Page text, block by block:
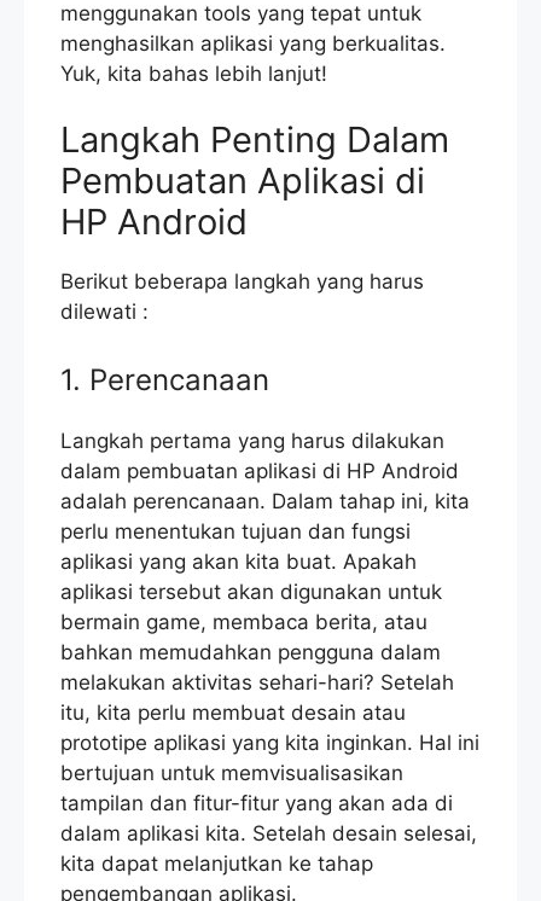
menggunakan tools yang tepat untuk
menghasilkan aplikasi yang berkualitas.
Yuk, kita bahas lebih lanjut!
Langkah Penting Dalam
Pembuatan Aplikasi di
HP Android
Berikut beberapa langkah yang harus
dilewati :
1. Perencanaan
Langkah pertama yang harus dilakukan
dalam pembuatan aplikasi di HP Android
adalah perencanaan. Dalam tahap ini, kita
perlu menentukan tujuan dan fungsi
aplikasi yang akan kita buat. Apakah
aplikasi tersebut akan digunakan untuk
bermain game, membaca berita, atau
bahkan memudahkan pengguna dalam
melakukan aktivitas sehari-hari? Setelah
itu, kita perlu membuat desain atau
prototipe aplikasi yang kita inginkan. Hal ini
bertujuan untuk memvisualisasikan
tampilan dan fitur-fitur yang akan ada di
dalam aplikasi kita. Setelah desain selesai,
kita dapat melanjutkan ke tahap
pengembangan aplikasi.